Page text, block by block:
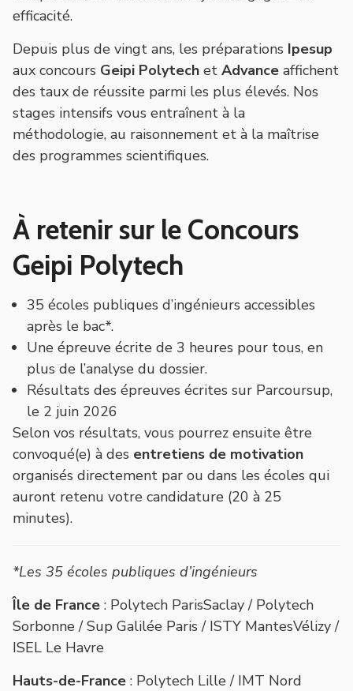
efficacité.
Depuis plus de vingt ans, les préparations Ipesup
aux concours Geipi Polytech et Advance affichent
des taux de réussite parmi les plus élevés. Nos
stages intensifs vous entraînent à la
méthodologie, au raisonnement et à la maîtrise
des programmes scientifiques.
À retenir sur le Concours
Geipi Polytech
35 écoles publiques d’ingénieurs accessibles
après le bac*.
Une épreuve écrite de 3 heures pour tous, en
plus de l’analyse du dossier.
Résultats des épreuves écrites sur Parcoursup,
le 2 juin 2026
Selon vos résultats, vous pourrez ensuite être
convoqué(e) à des entretiens de motivation
organisés directement par ou dans les écoles qui
auront retenu votre candidature (20 à 25
minutes).
*Les 35 écoles publiques d’ingénieurs
Île de France : Polytech ParisSaclay / Polytech
Sorbonne / Sup Galilée Paris / ISTY MantesVélizy /
ISEL Le Havre
Hauts-de-France : Polytech Lille / IMT Nord